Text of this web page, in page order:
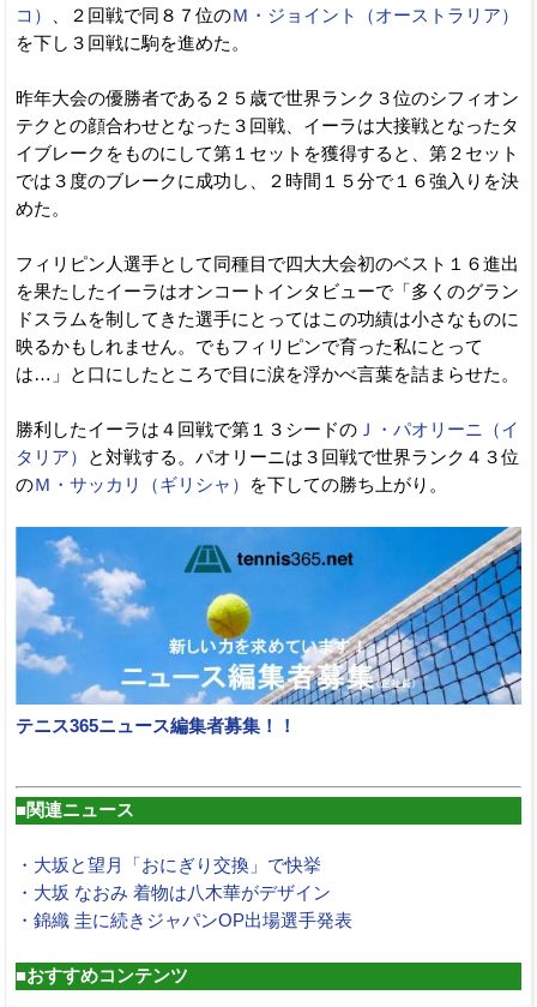
コ）
、２回戦で同８７位のＭ・ジョイント（オーストラリア）
を下し３回戦に駒を進めた。
昨年大会の優勝者である２５歳で世界ランク３位のシフィオン
テクとの顔合わせとなった３回戦、イーラは大接戦となったタ
イブレークをものにして第１セットを獲得すると、第２セット
では３度のブレークに成功し、２時間１５分で１６強入りを決
めた。
フィリピン人選手として同種目で四大大会初のベスト１６進出
を果たしたイーラはオンコートインタビューで「多くのグラン
ドスラムを制してきた選手にとってはこの功績は小さなものに
映るかもしれません。でもフィリピンで育った私にとって
は…」と口にしたところで目に涙を浮かべ言葉を詰まらせた。
勝利したイーラは４回戦で第１３シードの Ｊ・パオリーニ（イ
タリア）
と対戦する。パオリーニは３回戦で世界ランク４３位
のＭ・サッカリ（ギリシャ） を下しての勝ち上がり。
テニス365ニュース編集者募集！！
■関連ニュース
・大坂と望月「おにぎり交換」で快挙
・大坂 なおみ 着物は八木華がデザイン
・錦織 圭に続きジャパンOP出場選手発表
■おすすめコンテンツ